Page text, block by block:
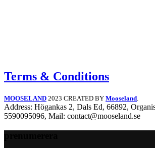
Terms & Conditions
MOOSELAND 2023 CREATED BY Mooseland.
Address: Högankas 2, Dals Ed, 66892,
5590095096, Mail: contact@mooseland.se